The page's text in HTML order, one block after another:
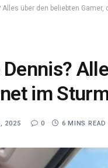
Alles über den beliebten
im
2025 0 6 MINS READ